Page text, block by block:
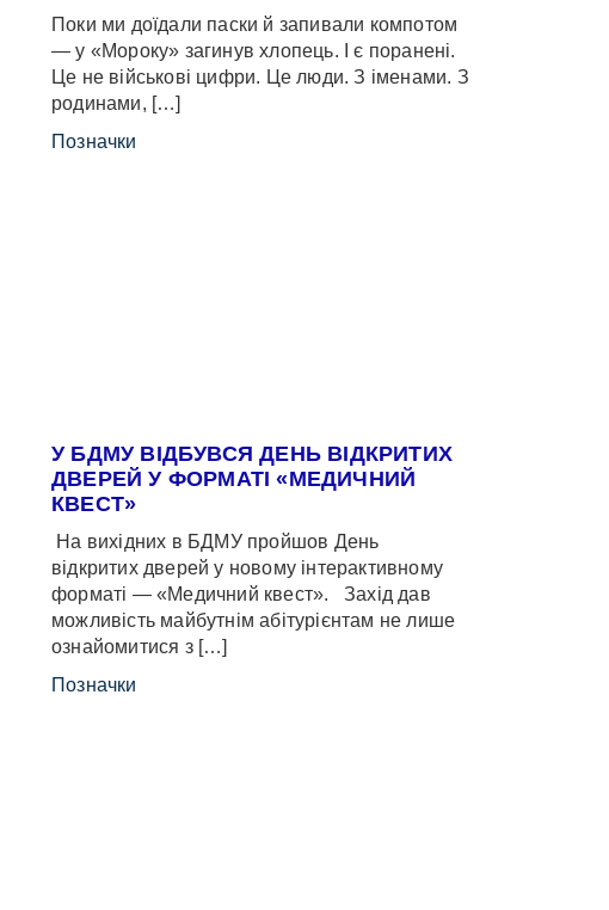
Поки ми доїдали паски й запивали компотом
— у «Мороку» загинув хлопець. І є поранені.
Це не військові цифри. Це люди. З іменами. З
родинами, […]
Позначки
У БДМУ ВІДБУВСЯ ДЕНЬ ВІДКРИТИХ
ДВЕРЕЙ У ФОРМАТІ «МЕДИЧНИЙ
КВЕСТ»
На вихідних в БДМУ пройшов День
відкритих дверей у новому інтерактивному
форматі — «Медичний квест». Захід дав
можливість майбутнім абітурієнтам не лише
ознайомитися з […]
Позначки